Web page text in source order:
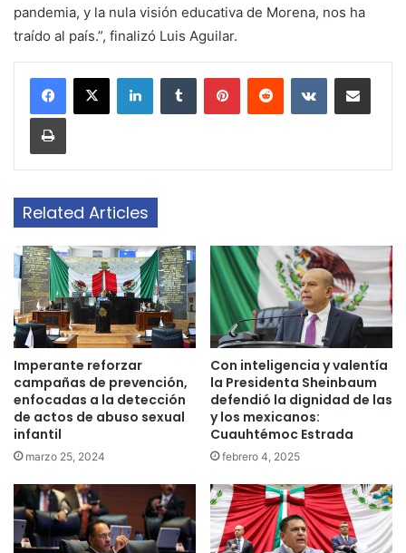
pandemia, y la nula visión educativa de Morena, nos ha
traído al país.”, finalizó Luis Aguilar.
LinkedInTumblr PinterestReddit VKontakteShare via Email
Print
Related Articles
Imperante reforzar
campañas de prevención,
enfocadas a la detección
de actos de abuso sexual
infantil
marzo 25, 2024
Con inteligencia y valentía
la Presidenta Sheinbaum
defendió la dignidad de las
y los mexicanos:
Cuauhtémoc Estrada
febrero 4, 2025